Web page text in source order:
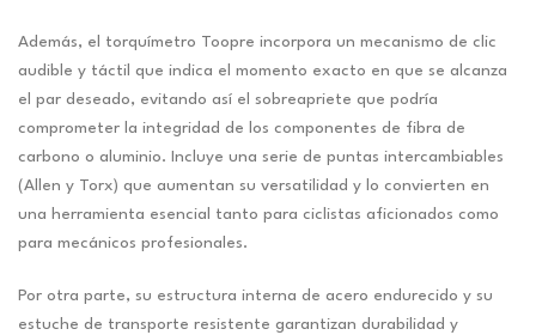
Además, el torquímetro Toopre incorpora un mecanismo de clic
audible y táctil que indica el momento exacto en que se alcanza
el par deseado, evitando así el sobreapriete que podría
comprometer la integridad de los componentes de fibra de
carbono o aluminio. Incluye una serie de puntas intercambiables
(Allen y Torx) que aumentan su versatilidad y lo convierten en
una herramienta esencial tanto para ciclistas aficionados como
para mecánicos profesionales.
Por otra parte, su estructura interna de acero endurecido y su
estuche de transporte resistente garantizan durabilidad y